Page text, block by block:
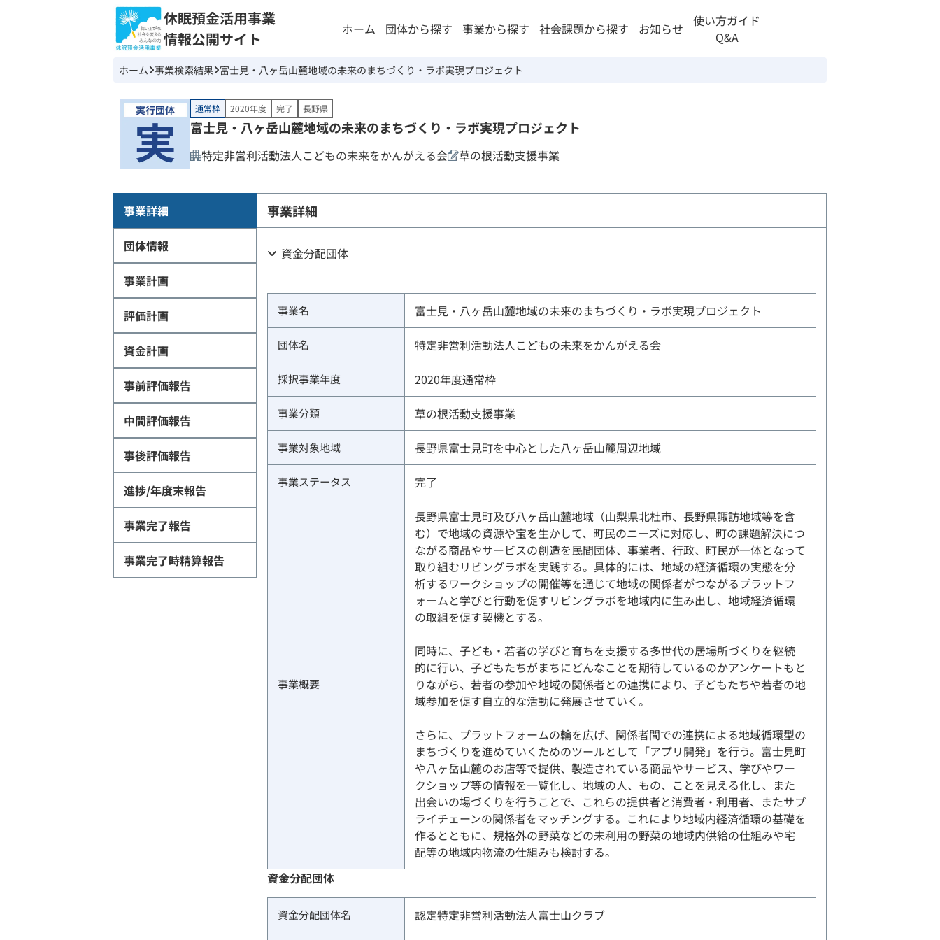
休眠預金活用事業
情報公開サイト
ホーム 団体から探す 事業から探す 社会課題から探す お知らせ
使い方ガイド
Q&A
ホーム 事業検索結果 富士見・八ヶ岳山麓地域の未来のまちづくり・ラボ実現プロジェクト
通常枠 2020年度 完了 長野県
富士見・八ヶ岳山麓地域の未来のまちづくり・ラボ実現プロジェクト
特定非営利活動法人こどもの未来をかんがえる会 草の根活動支援事業
事業詳細
団体情報
事業計画
評価計画
資金計画
事前評価報告
中間評価報告
事後評価報告
進捗/年度末報告
事業完了報告
事業完了時精算報告
事業詳細
資金分配団体
事業名 富士見・八ヶ岳山麓地域の未来のまちづくり・ラボ実現プロジェクト
団体名 特定非営利活動法人こどもの未来をかんがえる会
採択事業年度 2020年度通常枠
事業分類 草の根活動支援事業
事業対象地域 長野県富士見町を中心とした八ヶ岳山麓周辺地域
事業ステータス 完了
事業概要
長野県富士見町及び八ヶ岳山麓地域（山梨県北杜市、長野県諏訪地域等を含
む）で地域の資源や宝を生かして、町民のニーズに対応し、町の課題解決につ
ながる商品やサービスの創造を民間団体、事業者、行政、町民が一体となって
取り組むリビングラボを実践する。具体的には、地域の経済循環の実態を分
析するワークショップの開催等を通じて地域の関係者がつながるプラットフ
ォームと学びと行動を促すリビングラボを地域内に生み出し、地域経済循環
の取組を促す契機とする。
同時に、子ども・若者の学びと育ちを支援する多世代の居場所づくりを継続
的に行い、子どもたちがまちにどんなことを期待しているのかアンケートもと
りながら、若者の参加や地域の関係者との連携により、子どもたちや若者の地
域参加を促す自立的な活動に発展させていく。
さらに、プラットフォームの輪を広げ、関係者間での連携による地域循環型の
まちづくりを進めていくためのツールとして「アプリ開発」を行う。富士見町
や八ヶ岳山麓のお店等で提供、製造されている商品やサービス、学びやワー
クショップ等の情報を一覧化し、地域の人、もの、ことを見える化し、また
出会いの場づくりを行うことで、これらの提供者と消費者・利用者、またサプ
ライチェーンの関係者をマッチングする。これにより地域内経済循環の基礎を
作るとともに、規格外の野菜などの未利用の野菜の地域内供給の仕組みや宅
配等の地域内物流の仕組みも検討する。
資金分配団体
資金分配団体名 認定特定非営利活動法人富士山クラブ